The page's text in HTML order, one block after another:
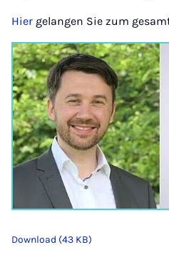
Hier gelangen Sie zum
Download (43 KB)